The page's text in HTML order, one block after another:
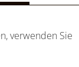
verwenden Sie